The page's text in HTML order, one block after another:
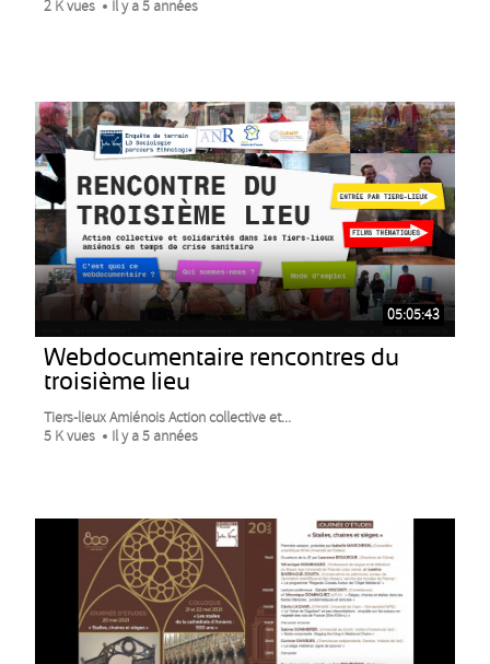
2 K vues Il y a 5 années
05:05:43
Webdocumentaire rencontres du
troisième lieu
Tiers-lieux Amiénois Action collective et...
5 K vues
Il y a 5 années